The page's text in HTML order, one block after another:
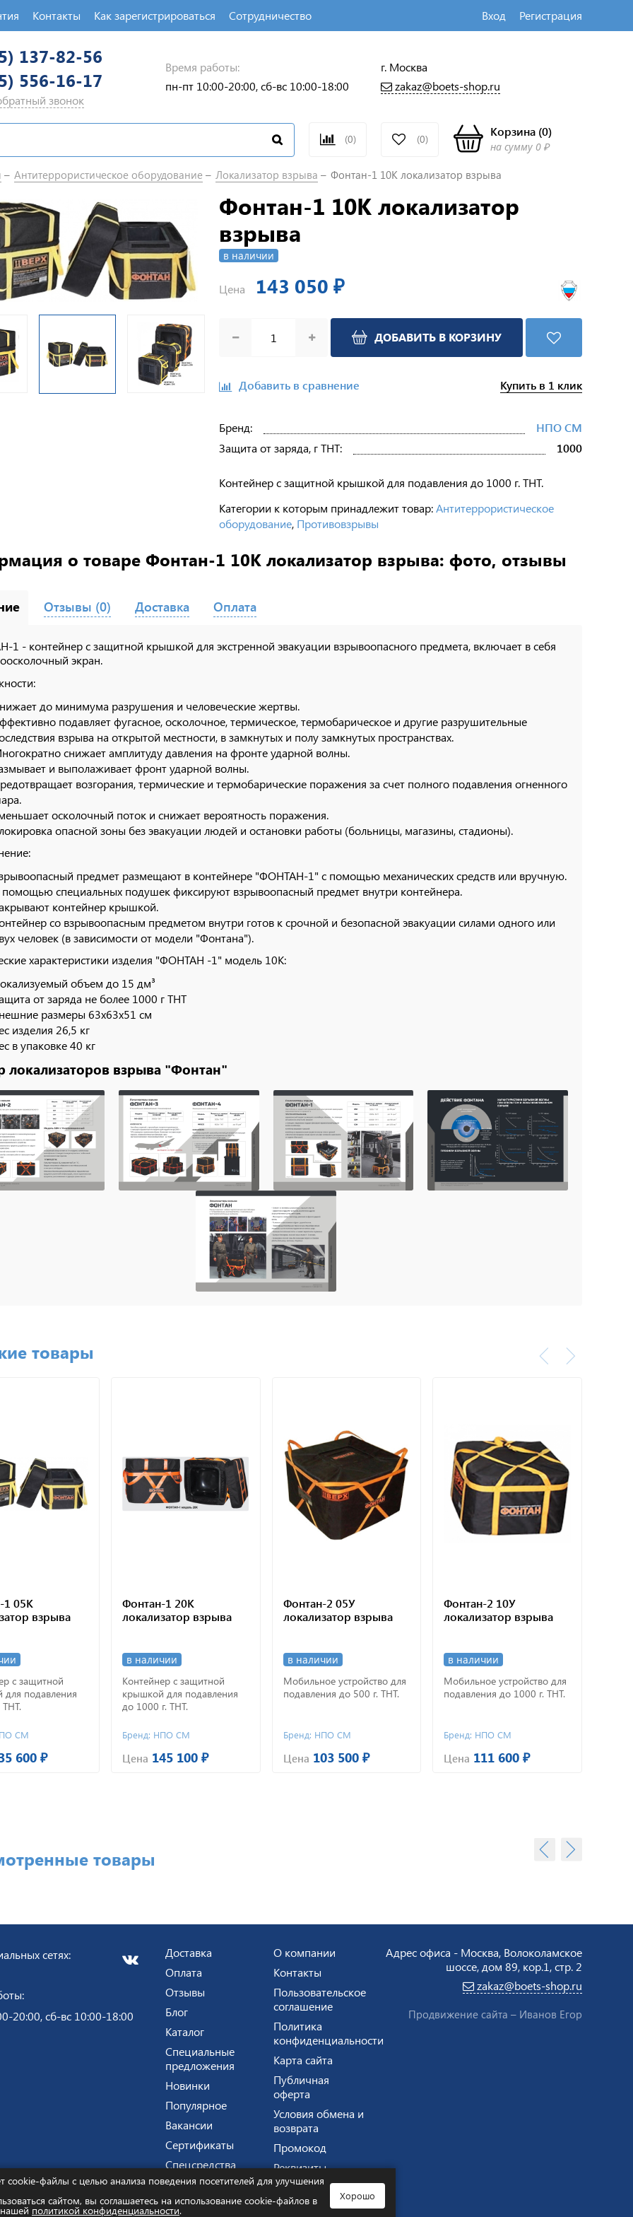
Контакты Как зарегистрироваться Сотрудничество Вход Регистрация
137-82-56
556-16-17
звонок
Время работы:
пн-пт 10:00-20:00, сб-вс 10:00-18:00
г. Москва
zakaz@boets-shop.ru
(0) (0)
Корзина(0)
на сумму 0 ₽
Антитеррористическое оборудование Локализатор взрыва Фонтан-1 10К локализатор взрыва
Фонтан-1 10К локализатор
взрыва
в наличии
Цена 143 050 ₽
ДОБАВИТЬ В КОРЗИНУ
Добавить в сравнение Купить в 1 клик
Бренд:
НПО СМ
Защита от заряда, г ТНТ:
1000
Контейнер с защитной крышкой для подавления до 1000 г. ТНТ.
Категории к которым принадлежит товар:Антитеррористическое
оборудование, Противовзрывы
о товаре Фонтан-1 10К локализатор взрыва: фото, отзывы
1 - контейнер с защитной крышкой для экстренной эвакуации взрывоопасного предмета, включает в себя
экран.
до минимума разрушения и человеческие жертвы.
подавляет фугасное, осколочное, термическое, термобарическое и другие разрушительные
взрыва на открытой местности, в замкнутых и полу замкнутых пространствах.
снижает амплитуду давления на фронте ударной волны.
и выполаживает фронт ударной волны.
возгорания, термические и термобарические поражения за счет полного подавления огненного
осколочный поток и снижает вероятность поражения.
опасной зоны без эвакуации людей и остановки работы (больницы, магазины, стадионы).
предмет размещают в контейнере "ФОНТАН-1" с помощью механических средств или вручную.
специальных подушек фиксируют взрывоопасный предмет внутри контейнера.
контейнер крышкой.
со взрывоопасным предметом внутри готов к срочной и безопасной эвакуации силами одного или
человек (в зависимости от модели "Фонтана").
характеристики изделия "ФОНТАН -1" модель 10К:
объем до 15 дм³
от заряда не более 1000 г ТНТ
размеры 63х63х51 см
изделия 26,5 кг
в упаковке 40 кг
локализаторов взрыва "Фонтан"
Отзывы (0) Доставка Оплата
товары
1 05К
взрыва
с защитной
подавления
СМ
600 ₽
Фонтан-1 20К
локализатор взрыва
в наличии
Контейнер с защитной
крышкой для подавления
до 1000 г. ТНТ.
Бренд: НПО СМ
Цена 145 100 ₽
Фонтан-2 05У
локализатор взрыва
в наличии
Мобильное устройство для
подавления до 500 г. ТНТ.
Бренд: НПО СМ
Цена 103 500 ₽
Фонтан-2 10У
локализатор взрыва
в наличии
Мобильное устройство для
подавления до 1000 г. ТНТ.
Бренд: НПО СМ
Цена 111 600 ₽
товары
сетях:
20:00, сб-вс 10:00-18:00
Доставка
Оплата
Отзывы
Блог
Каталог
Специальные
предложения
Новинки
Популярное
Вакансии
Сертификаты
Спецсредства
О компании
Контакты
Пользовательское
соглашение
Политика
конфиденциальности
Карта сайта
Публичная
оферта
Условия обмена и
возврата
Промокод
Реквизиты
Адрес офиса - Москва, Волоколамское
шоссе, дом 89, кор.1, стр. 2
zakaz@boets-shop.ru
Продвижение сайта – Иванов Егор
экипировки и оборудования для силовых структур © 2008 - 2026
cookie-файлы с целью анализа поведения посетителей для улучшения
сайтом, вы соглашаетесь на использование cookie-файлов в
нашей политикой конфиденциальности.
Хорошо